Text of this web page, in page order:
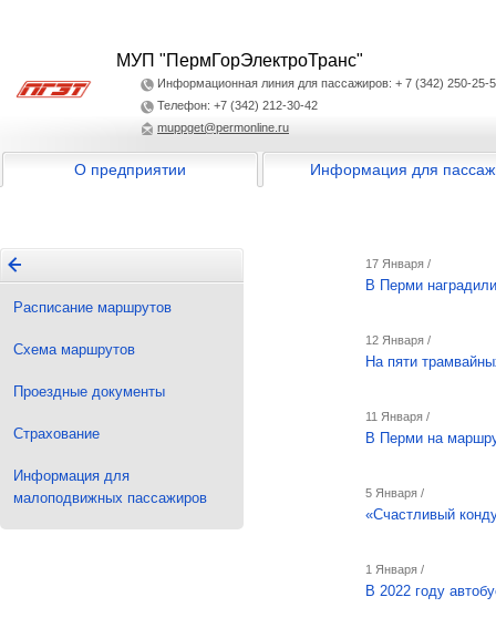
МУП "ПермГорЭлектроТранс"
Информационная линия для пассажиров: + 7 (342) 250-25-
Телефон: +7 (342) 212-30-42
muppget@permonline.ru
О предприятии Информация для
Расписание маршрутов
Схема маршрутов
Проездные документы
Страхование
Информация для
малоподвижных пассажиров
17 Января /
В Перми
12 Января /
На пяти
11 Января /
В Перми на
5 Января /
«Счастливый
1 Января /
В 2022 году